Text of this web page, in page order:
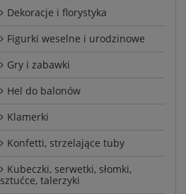
Dekoracje i florystyka
Figurki weselne i urodzinowe
Gry i zabawki
Hel do balonów
Klamerki
Konfetti, strzelające tuby
Kubeczki, serwetki, słomki,
sztućce, talerzyki